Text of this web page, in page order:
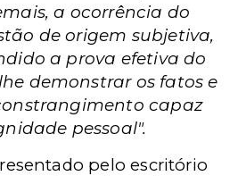
a ocorrência do
de origem subjetiva,
a prova efetiva do
demonstrar os fatos e
capaz
pessoal".
pelo escritório